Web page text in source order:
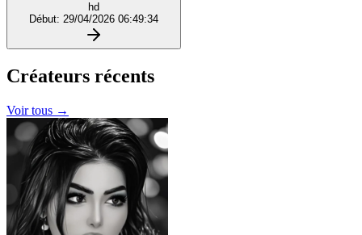
hd
Début: 29/04/2026 06:49:34
Créateurs récents
Voir tous →